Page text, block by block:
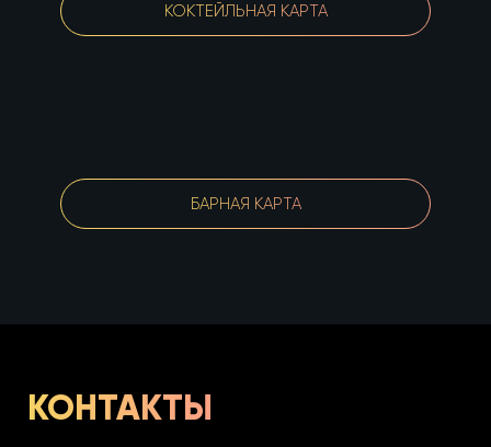
КОКТЕЙЛЬНАЯ КАРТА
БАРНАЯ КАРТА
КОНТАКТЫ